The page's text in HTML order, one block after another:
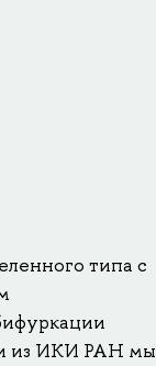
типа с
из ИКИ РАН мы